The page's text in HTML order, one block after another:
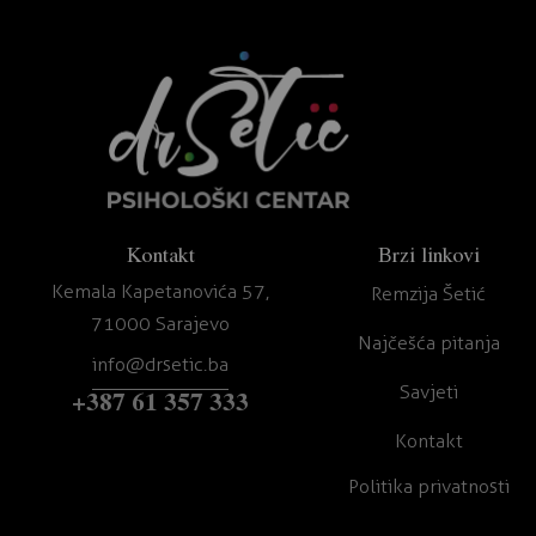
Kontakt
Kemala Kapetanovića 57,
71000 Sarajevo
info@drsetic.ba
+387 61 357 333
Brzi linkovi
Remzija Šetić
Najčešća pitanja
Savjeti
Kontakt
Politika privatnosti